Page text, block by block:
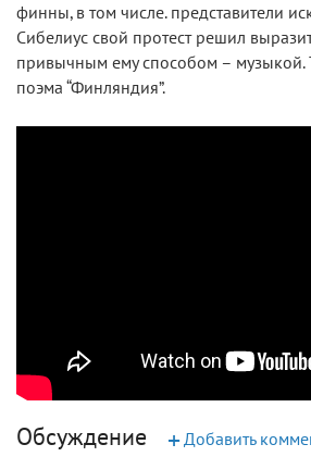
финны, в том числе. представители
Сибелиус свой протест решил
привычным ему способом – музыкой.
поэма “Финляндия”.
Обсуждение +Добавить